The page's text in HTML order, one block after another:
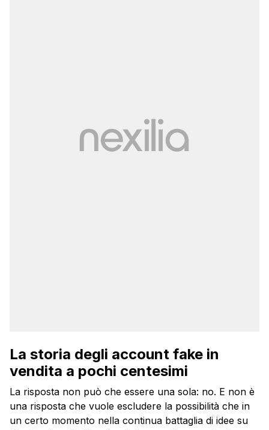
La storia degli account fake in
vendita a pochi centesimi
La risposta non può che essere una sola: no. E non è
una risposta che vuole escludere la possibilità che in
un certo momento nella continua battaglia di idee su